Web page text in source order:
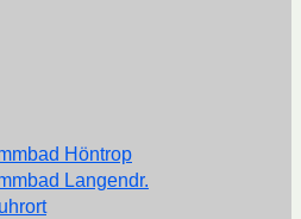
Höntrop
Langendr.